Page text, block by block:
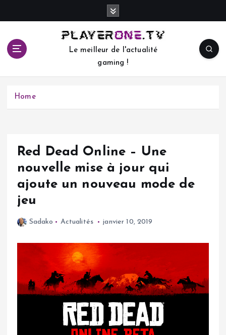
c
Le meilleur de l'actualité
gaming !
Home
Red Dead Online – Une
nouvelle mise à jour qui
ajoute un nouveau mode de
jeu
Sadako Actualités janvier 10, 2019